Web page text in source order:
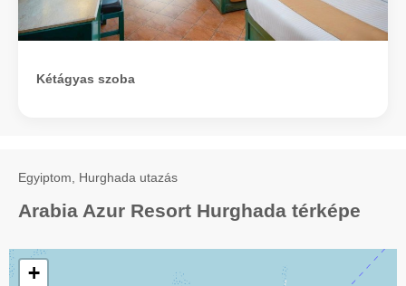
Kétágyas szoba
Egyiptom, Hurghada utazás
Arabia Azur Resort Hurghada térképe
+